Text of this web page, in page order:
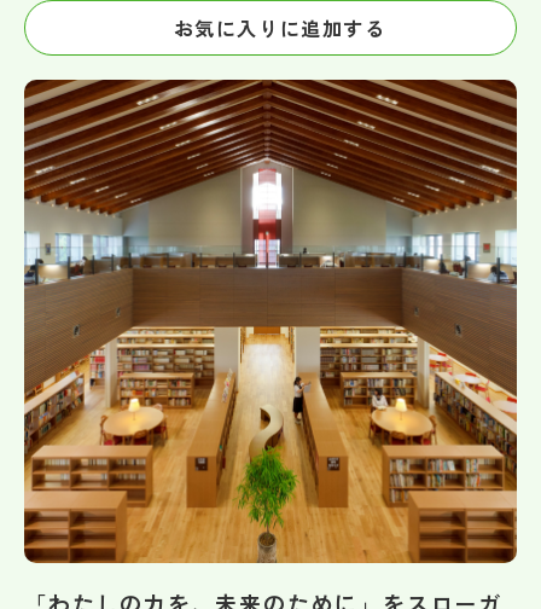
私学探検隊
帰国生受験情報
説明会・イベント情報
よみもの
学校からのお知らせ
学校HP最新情報
特集
お気に入りに追加する